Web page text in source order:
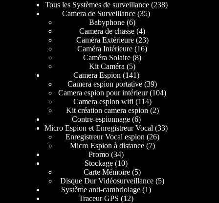
Tous les Systèmes de surveillance 238
Camera de Surveillance 35
Babyphone 6
Camera de chasse 4
Caméra Extérieure 23
Caméra Intérieure 16
Caméra Solaire 8
Kit Caméra
5
Camera Espion 141
Camera espion portative 39
Camera espion pour intérieur 104
Camera espion wifi 114
Kit création camera espion 2
Contre-espionnage 6
Micro Espion et Enregistreur Vocal 33
Enregistreur Vocal espion 26
Micro Espion à distance 7
Promo 34
Stockage 10
Carte Mémoire 5
Disque Dur Vidéosurveillance 5
Système anti-cambriolage 1
Traceur GPS
12